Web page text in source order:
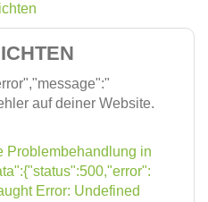
auf deiner Website.
Problembehandlung in
Error: Undefined